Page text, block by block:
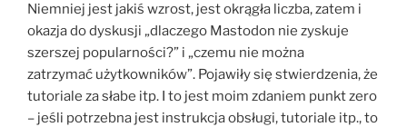
Niemniej jest jakiś wzrost, jest okrągła liczba, zatem i
okazja do dyskusji „dlaczego Mastodon nie zyskuje
szerszej popularności?” i „czemu nie można
zatrzymać użytkowników”. Pojawiły się stwierdzenia, że
tutoriale za słabe itp. I to jest moim zdaniem punkt zero
– jeśli potrzebna jest instrukcja obsługi, tutoriale itp., to